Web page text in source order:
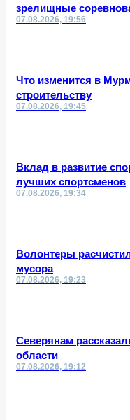
зрелищные
07.08.2026, 19:56
Что изменится в
строительству
07.08.2026, 19:45
Вклад в развитие
лучших спортсменов
07.08.2026, 19:34
Волонтеры
мусора
07.08.2026, 19:23
Северянам
области
07.08.2026, 19:12